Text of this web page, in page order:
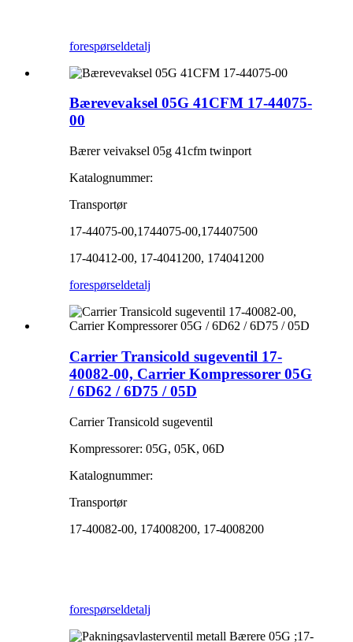
forespørseldetalj
Bærevevaksel 05G 41CFM 17-44075-
00
Bærer veivaksel 05g 41cfm twinport
Katalognummer:
Transportør
17-44075-00,1744075-00,174407500
17-40412-00, 17-4041200, 174041200
forespørseldetalj
Carrier Transicold sugeventil 17-
40082-00, Carrier Kompressorer 05G
/ 6D62 / 6D75 / 05D
Carrier Transicold sugeventil
Kompressorer: 05G, 05K, 06D
Katalognummer:
Transportør
17-40082-00, 174008200, 17-4008200
forespørseldetalj